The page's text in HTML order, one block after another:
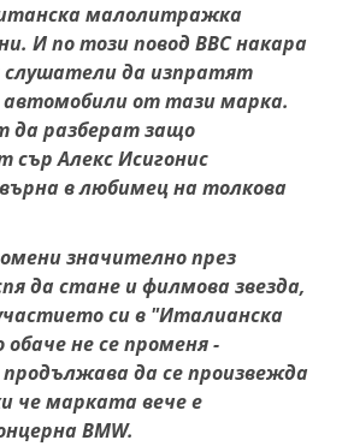
малолитражка
И по този повод BBC накара
слушатели да изпратят
автомобили от тази марка.
да разберат защо
сър Алекс Исигонис
в любимец на толкова
значително през
да стане и филмова звезда,
си в "Италианска
не се променя -
да се произвежда
че марката вече е
BMW.